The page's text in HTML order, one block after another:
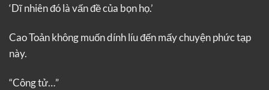
‘Dĩ nhiên đó là vấn đề của bọn họ.’
Cao Toản không muốn dính líu đến mấy chuyện phức tạp
này.
“Công tử…”